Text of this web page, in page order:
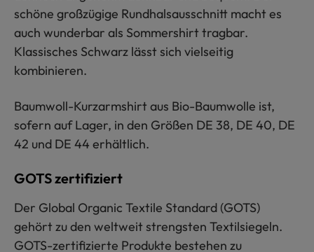
schöne großzügige Rundhalsausschnitt macht es
auch wunderbar als Sommershirt tragbar.
Klassisches Schwarz lässt sich vielseitig
kombinieren.
Baumwoll-Kurzarmshirt aus Bio-Baumwolle ist,
sofern auf Lager, in den Größen DE 38, DE 40, DE
42 und DE 44 erhältlich.
GOTS zertifiziert
Der Global Organic Textile Standard (GOTS)
gehört zu den weltweit strengsten Textilsiegeln.
GOTS-zertifizierte Produkte bestehen zu